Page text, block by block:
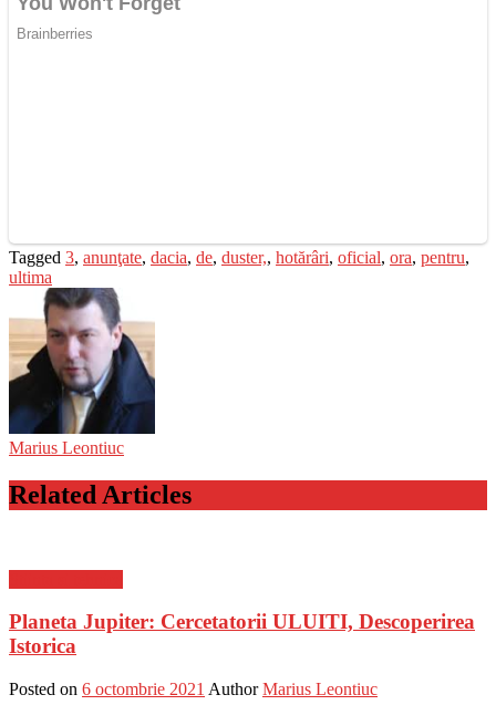
Tagged 3, anunţate, dacia, de, duster,, hotărâri, oficial, ora, pentru,
ultima
Marius Leontiuc
Related Articles
Planeta Jupiter: Cercetatorii ULUITI, Descoperirea
Istorica
Posted on 6 octombrie 2021 Author Marius Leontiuc